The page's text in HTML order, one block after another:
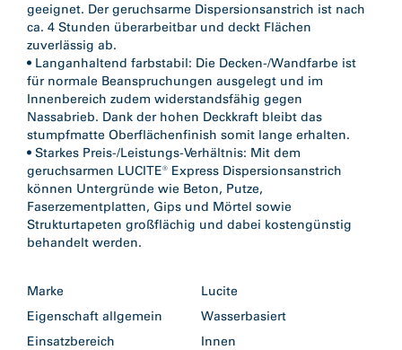
geeignet. Der geruchsarme Dispersionsanstrich ist nach
ca. 4 Stunden überarbeitbar und deckt Flächen
zuverlässig ab.
• Langanhaltend farbstabil: Die Decken-/Wandfarbe ist
für normale Beanspruchungen ausgelegt und im
Innenbereich zudem widerstandsfähig gegen
Nassabrieb. Dank der hohen Deckkraft bleibt das
stumpfmatte Oberflächenfinish somit lange erhalten.
• Starkes Preis-/Leistungs-Verhältnis: Mit dem
geruchsarmen LUCITE® Express Dispersionsanstrich
können Untergründe wie Beton, Putze,
Faserzementplatten, Gips und Mörtel sowie
Strukturtapeten großflächig und dabei kostengünstig
behandelt werden.
Marke
Lucite
Eigenschaft allgemein
Wasserbasiert
Einsatzbereich
Innen